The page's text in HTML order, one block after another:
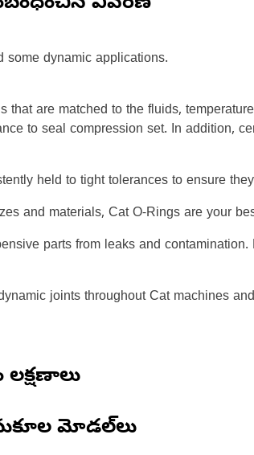
dynamic applications.
that are matched to the fluids,
to seal compression set. In addition,
held to tight tolerances to ensure
and materials, Cat O-Rings are your
parts from leaks and
joints throughout Cat machines
మోడల్‌లు